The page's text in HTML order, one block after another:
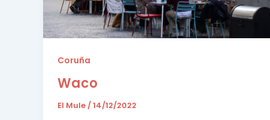
Coruña
Waco
El Mule /14/12/2022